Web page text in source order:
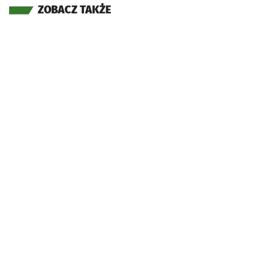
ZOBACZ TAKŻE